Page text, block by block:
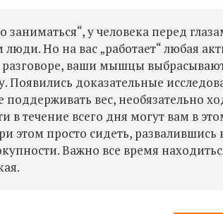
у человека перед
Но на вас „работает“ любая
ваши мышцы
Появились доказательные
вес, необязательно
в течение всего дня могут вам в
этом просто сидеть,
Важно все время